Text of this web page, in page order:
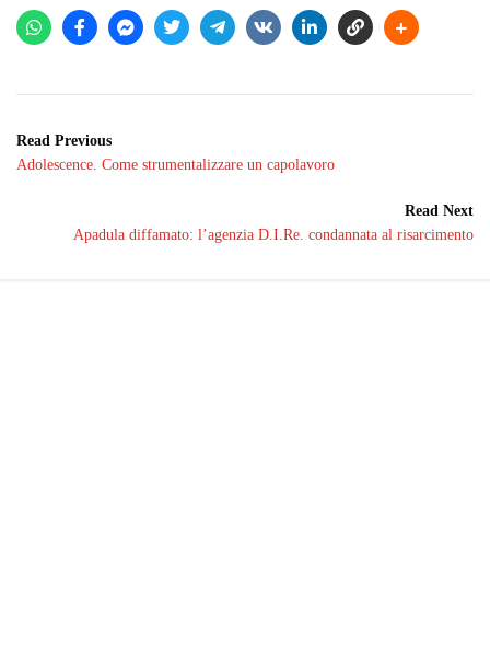
Read Previous
Adolescence. Come strumentalizzare un capolavoro
Read Next
Apadula diffamato: l’agenzia D.I.Re. condannata al risarcimento